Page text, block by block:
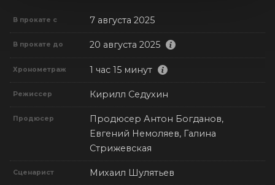
В прокате с 7 августа 2025
В прокате до 20 августа 2025
Хронометраж 1 час 15 минут
Режиссер Кирилл Седухин
Продюсер
Продюсер Антон Богданов,
Евгений Немоляев, Галина
Стрижевская
Сценарист Михаил Шулятьев